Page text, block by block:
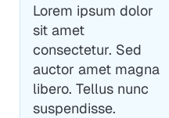
Lorem ipsum dolor
sit amet
consectetur. Sed
auctor amet magna
libero. Tellus nunc
suspendisse.